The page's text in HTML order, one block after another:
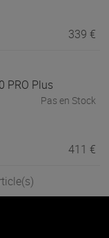
339 €
PRO Plus
Pas en Stock
411 €